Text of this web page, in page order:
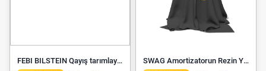
FEBI BILSTEIN Qayış tarımlayıcısı 24547 SWAG Amortizatorun Rezin Yastığı 40 56 0005